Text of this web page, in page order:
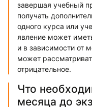
завершая учебный
получать
одного курса или
явление может
и в зависимости от
может
отрицательное.
Что
месяца до